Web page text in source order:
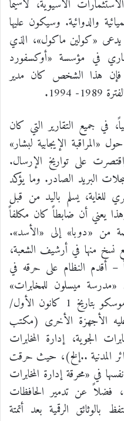
الآسيوية، لاسيما
والدوائية. وسيكون عليها
يدعى «كولين ماكول»، الذي
في مؤسسة «أوكسفورد
فإن هذا الشخص كان مدير
1994.
في جميع التقارير التي كان
«المراقبة الإيجابية لبشار»
على تواريخ الإرسال.
البريد الصادر. وما يؤكد
يسلم باليد من قبل
يعني أن ضابطاً كان مكلفاً
من «دوبا» إلى «الأسد».
منها في أرشيف الشعبة،
أقدم النظام على حرقه في
«مدرسة ميسلون للمخابرات»
بريف دمشق بعد عودة بشار من موسكو بتاريخ 1 كانون الأول/
الأجهزة الأخرى (مكتب
الجوية، إدارة المخابرات
المدنية ..إلخ)، حيث حرقت
في «محرقة إدارة المخابرات
فضلاً عن تدمير الحافظات
بالوثائق الرقمية بعد أتمتة